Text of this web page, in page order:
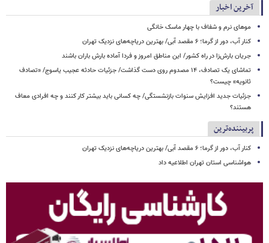
آخرین اخبار
موهای نرم و شفاف با چهار ماسک خانگی
کنار آب، دور از گرما؛ ۶ مقصد آبی/ بهترین دریاچه‌های نزدیک تهران
جریان بارش‌زا در راه کشور/ این مناطق امروز و فردا آماده بارش باران باشند
تماشای یک تصادف، ۱۴ مصدوم روی دست گذاشت/ جزئیات حادثه عجیب یاسوج/ «تصادف
ثانویه» چیست؟
جزئیات جدید افزایش سنوات بازنشستگی/ چه کسانی باید بیشتر کار کنند و چه افرادی معاف
هستند؟
پربیننده‌ترین
کنار آب، دور از گرما؛ ۶ مقصد آبی/ بهترین دریاچه‌های نزدیک تهران
هواشناسی استان تهران اطلاعیه داد